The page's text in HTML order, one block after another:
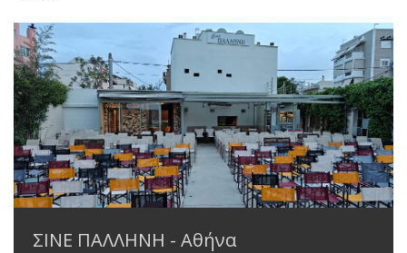
ΣΙΝΕ ΠΑΛΛΗΝΗ - Αθήνα